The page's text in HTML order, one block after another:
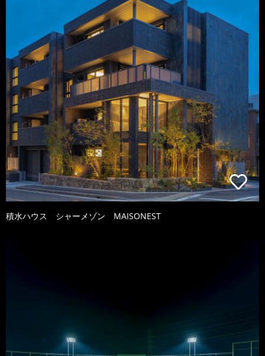
積水ハウス シャーメゾン MAISONEST